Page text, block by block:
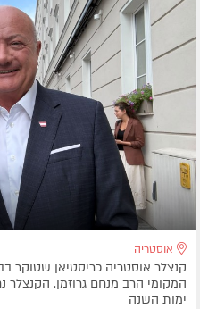
אוסטריה
קנצלר אוסטריה כריסטיאן שטוקר
המקומי הרב מנחם גרוזמן. הקנצלר
ימות השנה